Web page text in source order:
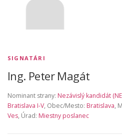
SIGNATÁRI
Ing. Peter Magát
Nominant strany: Nezávislý kandidát
Bratislava I-V, Obec/Mesto: Bratislava,
Ves, Úrad: Miestny poslanec